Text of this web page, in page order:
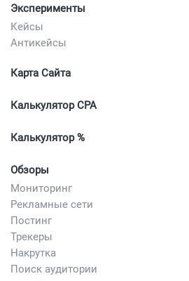
Эксперименты
Кейсы
Антикейсы
Карта Сайта
Калькулятор CPA
Калькулятор %
Обзоры
Мониторинг
Рекламные сети
Постинг
Трекеры
Накрутка
Поиск аудитории